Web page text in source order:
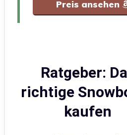
Preis ansehen
Ratgeber:
richtige
kaufen